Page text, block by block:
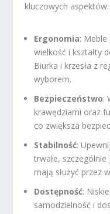
kluczowych aspektów:
Ergonomia:
wielkość i kształty
Biurka i krzesła z
wyborem.
Bezpieczeństwo:
krawędziami oraz
co zwiększa
Stabilność:
trwałe,
mają służyć przez
Dostępność:
samodzielność i